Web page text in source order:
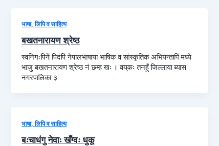
भाषा, लिपि व साहित्य
बखतनारायण श्रेष्ठ
स्वनिगःपिनें पिदंपिं नेपालभाषाया भाषिक व सांस्कृतिक अभियन्तापिं मध्ये
भाजु बखतनारायण श्रेष्ठ नं छम्ह खः । वय्‌कः तनहुँ जिल्लाया ब्यास
नगरपालिका ३
भाषा, लिपि व साहित्य
बःचाधंगु नेवाः खँग्वः धुकू